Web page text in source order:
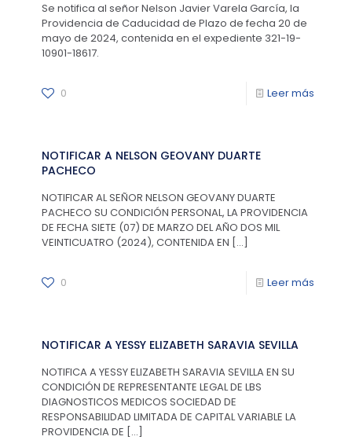
Se notifica al señor Nelson Javier Varela García, la
Providencia de Caducidad de Plazo de fecha 20 de
mayo de 2024, contenida en el expediente 321-19-
10901-18617.
0 Leer más
NOTIFICAR A NELSON GEOVANY DUARTE
PACHECO
NOTIFICAR AL SEÑOR NELSON GEOVANY DUARTE
PACHECO SU CONDICIÓN PERSONAL, LA PROVIDENCIA
DE FECHA SIETE (07) DE MARZO DEL AÑO DOS MIL
VEINTICUATRO (2024), CONTENIDA EN […]
0 Leer más
NOTIFICAR A YESSY ELIZABETH SARAVIA SEVILLA
NOTIFICA A YESSY ELIZABETH SARAVIA SEVILLA EN SU
CONDICIÓN DE REPRESENTANTE LEGAL DE LBS
DIAGNOSTICOS MEDICOS SOCIEDAD DE
RESPONSABILIDAD LIMITADA DE CAPITAL VARIABLE LA
PROVIDENCIA DE […]